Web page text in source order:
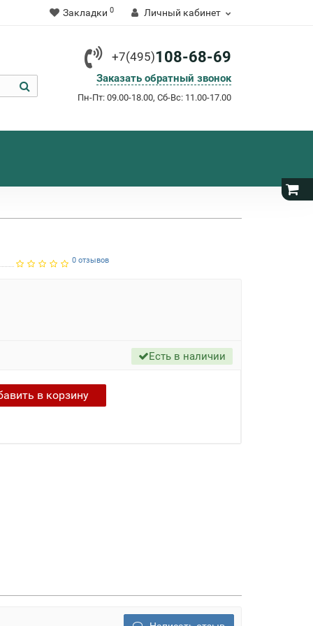
Закладки 0 Личный кабинет
+7(495)108-68-69
Заказать обратный звонок
Пн-Пт: 09.00-18.00, Сб-Вс: 11.00-17.00
0 отзывов
Есть в наличии
вкорзину